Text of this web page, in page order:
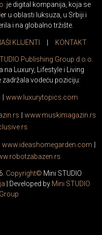
je digital kompanija, koja se
u oblasti luksuza, u Srbiji i
i na globalno tržište.
KLIJENTI KONTAKT
Publishing Group d.o.o.
Luxury, Lifestyle i Living
zadržala vodeću poziciju:
www. luxurytopics .com
www. muskimagazin.rs
www. ideashomegarden.com
robotzabazen .rs
Copyright© Mini STUDIO
| Developed by Mini STUDIO